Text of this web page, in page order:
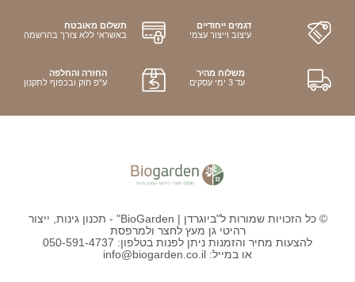
דגמים ייחודיים
עיצוב וייצור עצמי
תשלום מאובטח
באשראי ללא צורך בהרשמה
משלוח מהיר
עד 3 ימי עסקים
החזרה והחלפה
ע"פ חוק ובכפוף לתקנון
© כל הזכויות שמורות ל"ביוגרדן | BioGarden" - תכנון גינות, ייצור
רהיטי גן מעץ לחצר ולמרפסת
להצעות מחיר והזמנות ניתן לפנות בטלפון: 050-591-4737
או במייל: info@biogarden.co.il